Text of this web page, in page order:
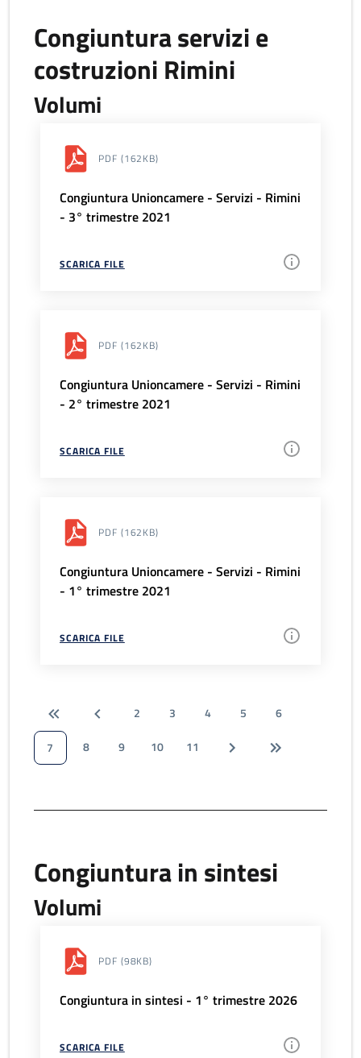
Congiuntura servizi e
costruzioni Rimini
Volumi
PDF (162KB)
Congiuntura Unioncamere - Servizi - Rimini
- 3° trimestre 2021
SCARICA FILE
PDF (162KB)
Congiuntura Unioncamere - Servizi - Rimini
- 2° trimestre 2021
SCARICA FILE
PDF (162KB)
Congiuntura Unioncamere - Servizi - Rimini
- 1° trimestre 2021
SCARICA FILE
2 3 4 5
6
7
8 9 10 11
Congiuntura in sintesi
Volumi
PDF (98KB)
Congiuntura in sintesi - 1° trimestre 2026
SCARICA FILE